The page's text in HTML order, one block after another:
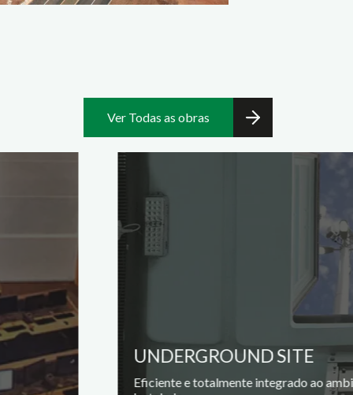
Ver Todas as obras
UNDERGROUND SITE
Eficiente e totalmente integrado ao